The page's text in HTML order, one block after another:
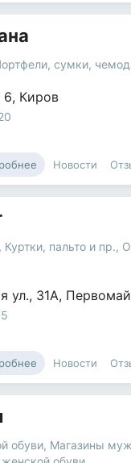
сумки,
6, Киров
Новости
, Куртки, пальто и пр.,
ул., 31А,
Новости
обуви, Магазины